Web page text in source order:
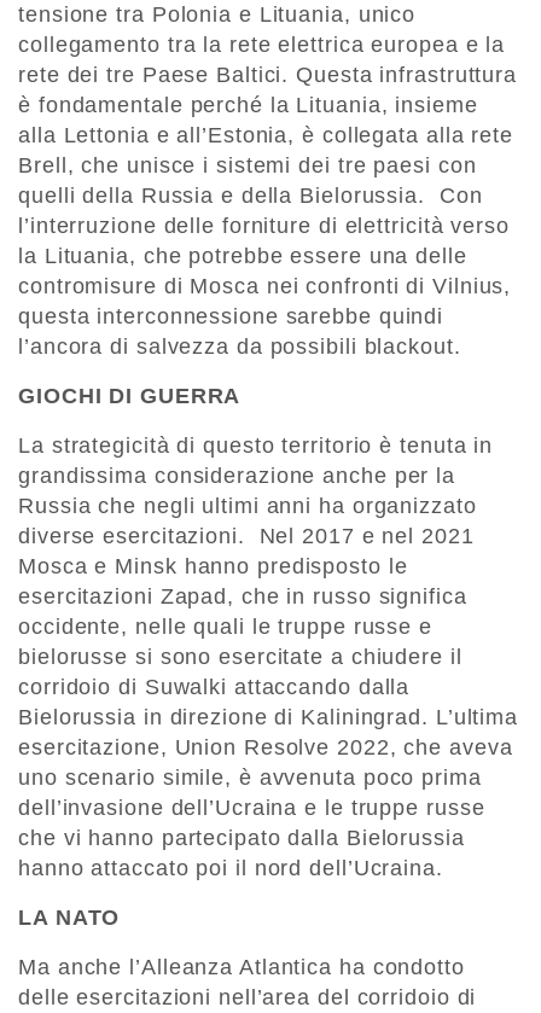
tensione tra Polonia e Lituania, unico
collegamento tra la rete elettrica europea e la
rete dei tre Paese Baltici. Questa infrastruttura
è fondamentale perché la Lituania, insieme
alla Lettonia e all’Estonia, è collegata alla rete
Brell, che unisce i sistemi dei tre paesi con
quelli della Russia e della Bielorussia. Con
l’interruzione delle forniture di elettricità verso
la Lituania, che potrebbe essere una delle
contromisure di Mosca nei confronti di Vilnius,
questa interconnessione sarebbe quindi
l’ancora di salvezza da possibili blackout.
GIOCHI DI GUERRA
La strategicità di questo territorio è tenuta in
grandissima considerazione anche per la
Russia che negli ultimi anni ha organizzato
diverse esercitazioni. Nel 2017 e nel 2021
Mosca e Minsk hanno predisposto le
esercitazioni Zapad, che in russo significa
occidente, nelle quali le truppe russe e
bielorusse si sono esercitate a chiudere il
corridoio di Suwalki attaccando dalla
Bielorussia in direzione di Kaliningrad. L’ultima
esercitazione, Union Resolve 2022, che aveva
uno scenario simile, è avvenuta poco prima
dell’invasione dell’Ucraina e le truppe russe
che vi hanno partecipato dalla Bielorussia
hanno attaccato poi il nord dell’Ucraina.
LA NATO
Ma anche l’Alleanza Atlantica ha condotto
delle esercitazioni nell’area del corridoio di